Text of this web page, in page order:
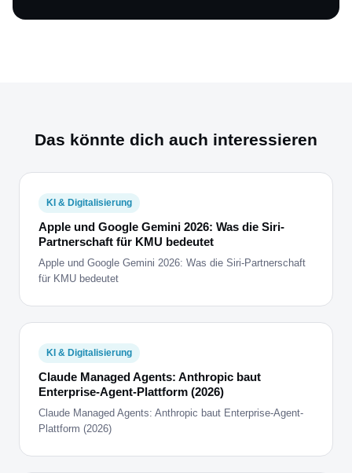
Das könnte dich auch interessieren
KI & Digitalisierung
Apple und Google Gemini 2026: Was die Siri-
Partnerschaft für KMU bedeutet
Apple und Google Gemini 2026: Was die Siri-Partnerschaft
für KMU bedeutet
KI & Digitalisierung
Claude Managed Agents: Anthropic baut
Enterprise-Agent-Plattform (2026)
Claude Managed Agents: Anthropic baut Enterprise-Agent-
Plattform (2026)